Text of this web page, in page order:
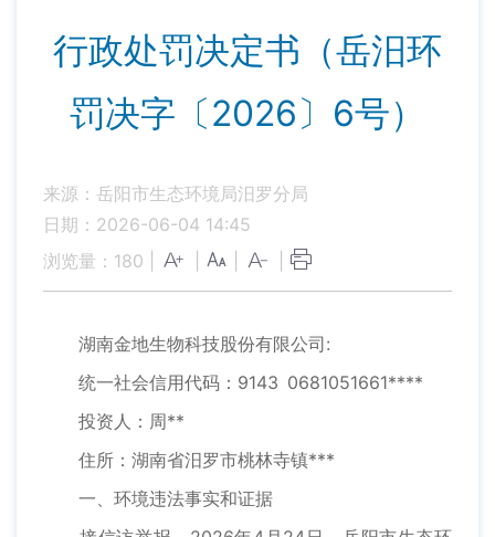
行政处罚决定书（岳汨环
罚决字〔2026〕6号）
来源：岳阳市生态环境局汨罗分局
日期：2026-06-04 14:45
浏览量： 180
湖南金地生物科技股份有限公司:
统一社会信用代码：9143 0681051661****
投资人：周**
住所：湖南省汨罗市桃林寺镇***
一、环境违法事实和证据